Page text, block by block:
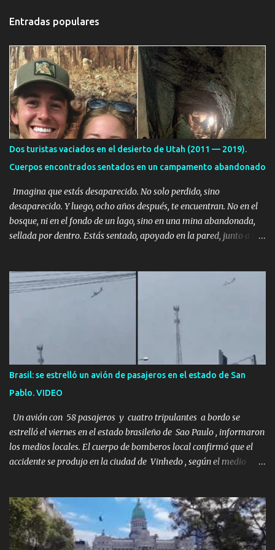
t
r
i
o
s
Entradas populares
Dos turistas vaciados en el desierto de Utah (2011 — 2019).
Cuerpos encontrados sentados en un campamento abandonado
Imagina que estás desaparecido. No solo perdido, sino
desaparecido. Y luego, ocho años después, te encuentran. No en el
bosque, ni en el fondo de un lago, sino en una mina abandonada,
sellada por dentro. Estás sentado, apoyado en la pared, junto a tu
una historia de monstruos de película. Esta es la historia real de
Sarah y Andrew. Es la historia de cómo un viaje de tres días al
desierto se convirtió en un misterio de ocho años, cuya respuesta
resultó ser más aterradora de lo que nadie podría haber
una pareja normal de Colorado. Ella tenía 26 años. Él, 28. No eran
aficionados a los deportes extremos ni expertos en supervivencia.
Eran simplemente dos personas que se amaban y querían pasar
un fin de semana lejos de la ciudad. Su plan era de lo más sencillo.
Tomar su viejo pero confiable auto, con...
Brasil: se estrelló un avión de pasajeros en el estado de San
Pablo. VIDEO
Un avión con 58 pasajeros y cuatro tripulantes a bordo se
estrelló el viernes en el estado brasileño de Sao Paulo , informaron
los medios locales. El cuerpo de bomberos local confirmó que el
accidente se produjo en la ciudad de Vinhedo , según el medio
una gran zona en llamas y humo saliendo de un aparente fuselaje
del avión. Otras imágenes de GloboNews mostraban un avión que
descendía verticalmente en espiral mientras que un usuario